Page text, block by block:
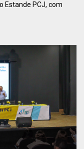
Estande PCJ, com